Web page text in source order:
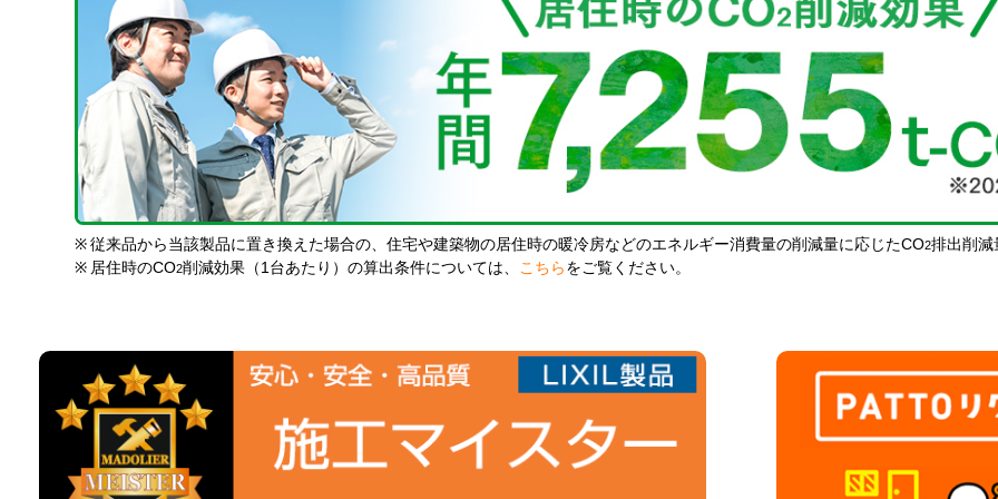
※ 従来品から当該製品に置き換えた場合の、住宅や建築物の居住時の暖冷房などのエネルギー消費量の削減量に応じたCO2排出削減
※ 居住時のCO2削減効果（1台あたり）の算出条件については、 こちら をご覧ください。